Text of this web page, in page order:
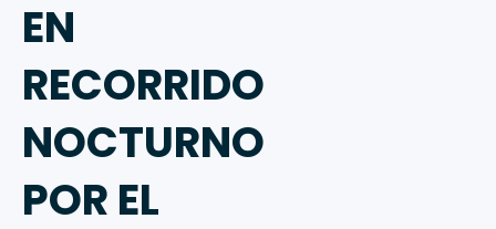
EN
RECORRIDO
NOCTURNO
POR EL